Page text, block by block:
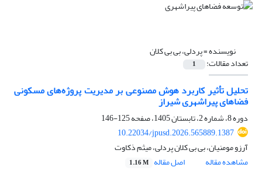
نویسنده =پردلی، بی بی کلان
تعداد مقالات: 1
تحلیل تأثیر کاربرد هوش مصنوعی بر مدیریت پروژه‌های مسکونی
فضاهای پیراشهری شیراز
دوره 8، شماره 2، تابستان 1405، صفحه
125-146
10.22034/jpusd.2026.565889.1387
آرزو مومنیان، بی بی کلان پردلی، میثم ذکاوت
مشاهده مقاله
اصل مقاله 1.16 M